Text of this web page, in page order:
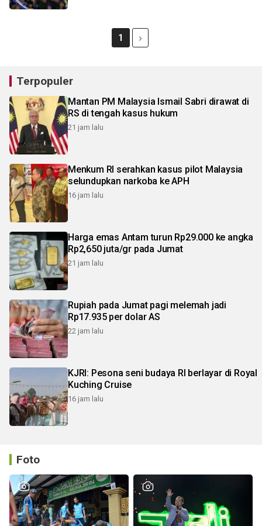
1
Terpopuler
Mantan PM Malaysia Ismail Sabri dirawat di
RS di tengah kasus hukum
21 jam lalu
Menkum RI serahkan kasus pilot Malaysia
selundupkan narkoba ke APH
16 jam lalu
Harga emas Antam turun Rp29.000 ke angka
Rp2,650 juta/gr pada Jumat
21 jam lalu
Rupiah pada Jumat pagi melemah jadi
Rp17.935 per dolar AS
22 jam lalu
KJRI: Pesona seni budaya RI berlayar di Royal
Kuching Cruise
16 jam lalu
Foto